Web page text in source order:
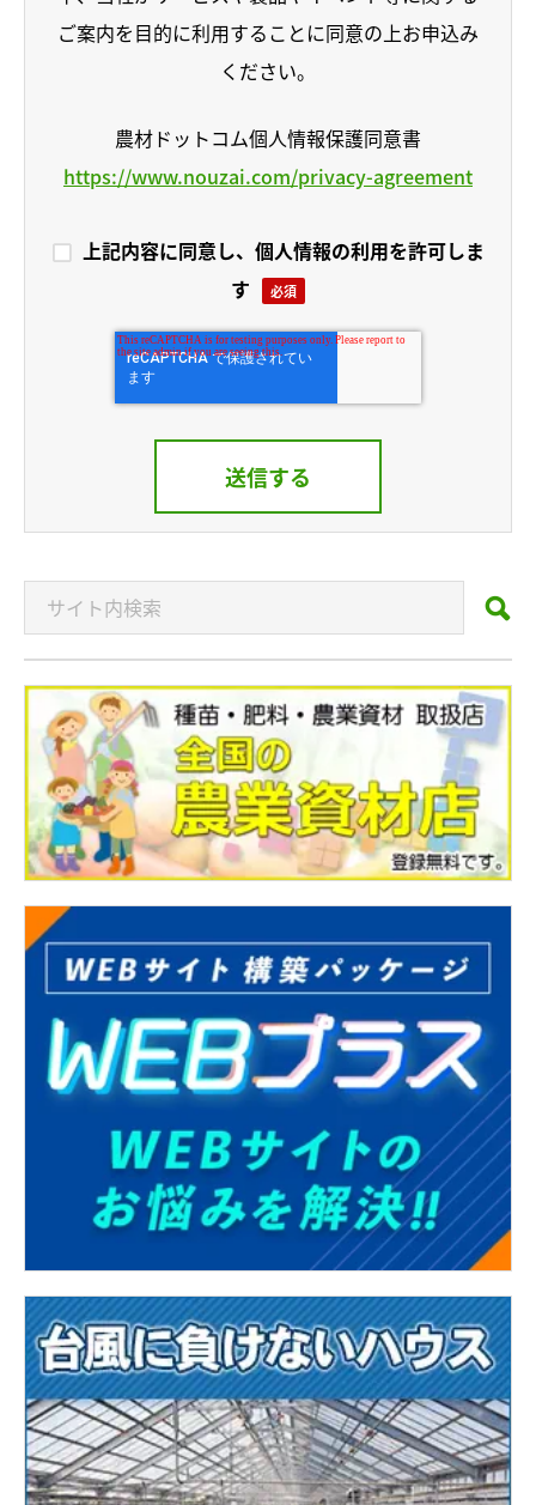
ご案内を目的に利用することに同意の上お申込み
ください。
農材ドットコム個人情報保護同意書
https://www.nouzai.com/privacy-agreement
上記内容に同意し、個人情報の利用を許可しま
す